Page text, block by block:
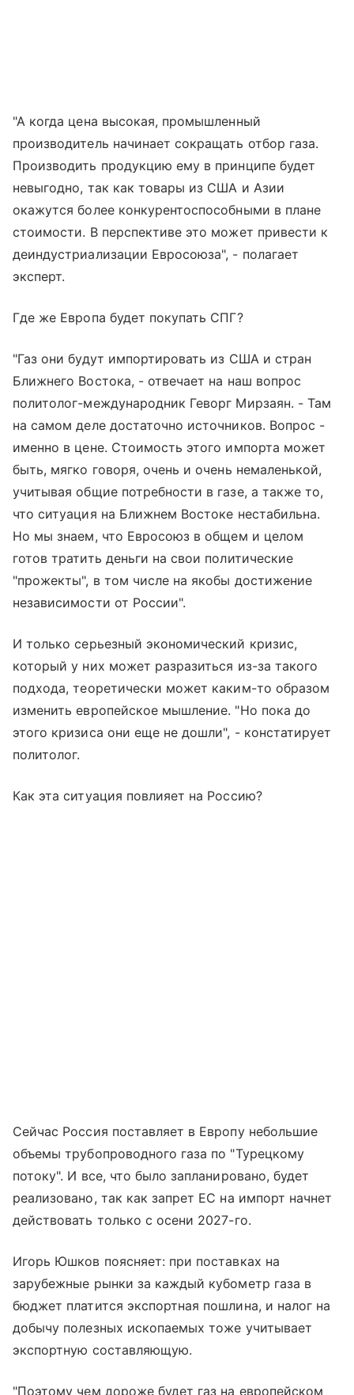
"А когда цена высокая, промышленный
производитель начинает сокращать отбор газа.
Производить продукцию ему в принципе будет
невыгодно, так как товары из США и Азии
окажутся более конкурентоспособными в плане
стоимости. В перспективе это может привести к
деиндустриализации Евросоюза", - полагает
эксперт.
Где же Европа будет покупать СПГ?
"Газ они будут импортировать из США и стран
Ближнего Востока, - отвечает на наш вопрос
политолог-международник Геворг Мирзаян. - Там
на самом деле достаточно источников. Вопрос -
именно в цене. Стоимость этого импорта может
быть, мягко говоря, очень и очень немаленькой,
учитывая общие потребности в газе, а также то,
что ситуация на Ближнем Востоке нестабильна.
Но мы знаем, что Евросоюз в общем и целом
готов тратить деньги на свои политические
"прожекты", в том числе на якобы достижение
независимости от России".
И только серьезный экономический кризис,
который у них может разразиться из-за такого
подхода, теоретически может каким-то образом
изменить европейское мышление. "Но пока до
этого кризиса они еще не дошли", - констатирует
политолог.
Как эта ситуация повлияет на Россию?
Сейчас Россия поставляет в Европу небольшие
объемы трубопроводного газа по "Турецкому
потоку". И все, что было запланировано, будет
реализовано, так как запрет ЕС на импорт начнет
действовать только с осени 2027-го.
Игорь Юшков поясняет: при поставках на
зарубежные рынки за каждый кубометр газа в
бюджет платится экспортная пошлина, и налог на
добычу полезных ископаемых тоже учитывает
экспортную составляющую.
"Поэтому чем дороже будет газ на европейском